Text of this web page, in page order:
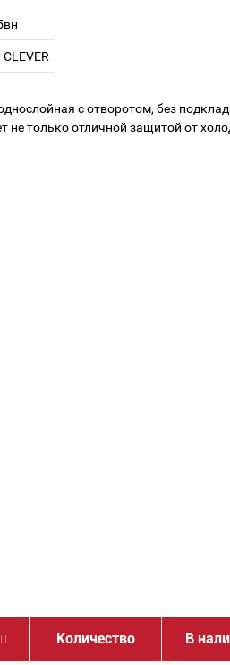
CLEVER
с отворотом, без
не только отличной защитой от
Количество В